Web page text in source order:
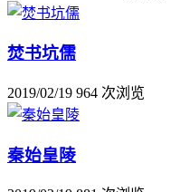
焚书坑儒
2019/02/19 964 次浏览
秦始皇陵